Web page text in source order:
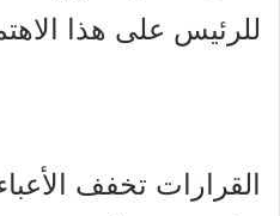
للرئيس على هذا
القرارات تخفف